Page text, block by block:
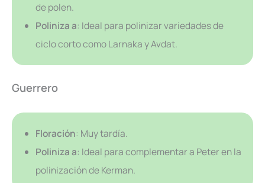
de polen.
Poliniza a: Ideal para polinizar variedades de
ciclo corto como Larnaka y Avdat.
Guerrero
Floración: Muy tardía.
Poliniza a: Ideal para complementar a Peter en la
polinización de Kerman.